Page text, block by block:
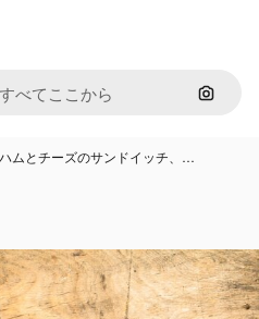
画像で
ムとチーズのサンドイッチ、…